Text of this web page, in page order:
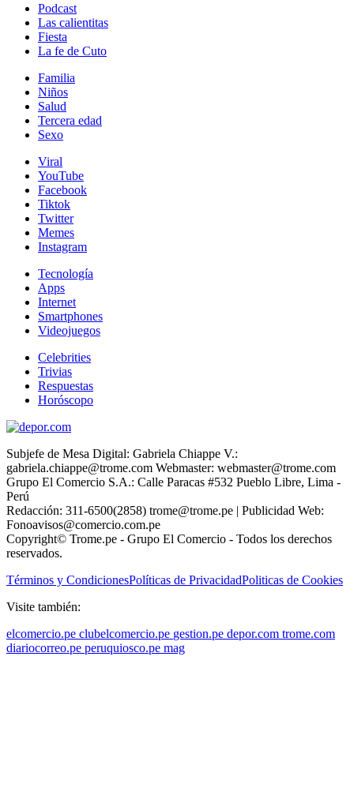
Podcast
Las calientitas
Fiesta
La fe de Cuto
Familia
Niños
Salud
Tercera edad
Sexo
Viral
YouTube
Facebook
Tiktok
Twitter
Memes
Instagram
Tecnología
Apps
Internet
Smartphones
Videojuegos
Celebrities
Trivias
Respuestas
Horóscopo
Subjefe de Mesa Digital: Gabriela Chiappe V.:
gabriela.chiappe@trome.com Webmaster: webmaster@trome.com
Grupo El Comercio S.A.: Calle Paracas #532 Pueblo Libre, Lima -
Perú
Redacción: 311-6500(2858) trome@trome.pe | Publicidad Web:
Fonoavisos@comercio.com.pe
Copyright© Trome.pe - Grupo El Comercio - Todos los derechos
reservados.
Términos y CondicionesPolíticas de PrivacidadPoliticas de Cookies
Visite también:
elcomercio.pe clubelcomercio.pe gestion.pe depor.com trome.com
diariocorreo.pe peruquiosco.pe mag